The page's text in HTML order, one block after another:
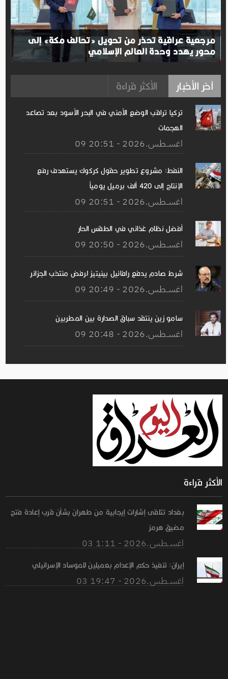
مرجعية عراقية تحذر من تحويل «تحالف مكة» إلى
محور يهدد وحدة العالم الإسلامي
آخر الأخبار الأكثر قراءة
تركيا تراقب الوضع الأمني ​​في البحر الأسود بعد تصاعد
الهجمات
09 اغســطس.2026 - 20:51
النفط: مشروع تطوير حقول كركوك يستهدف رفع
الإنتاج إلى 420 ألف برميل يومياً
09 اغســطس.2026 - 20:51
أفضل نظام غذائي في الطقس الحار
09 اغســطس.2026 - 20:50
شرط صادم يدفع رافائيل بينيتيز لرفض منتخب الجزائر
09 اغســطس.2026 - 20:49
سامو زين ينتقد سباق الصدارة بين المطربين
09 اغســطس.2026 - 20:48
الأكثر قراءة
بغداد تتلقى إشارات إيجابية من طهران بشأن قرب إعادة فتح
مضيق هرمز
03 اغســطس.2026 - 1:11
إيران: تنفيذ حكم الإعدام بعميلين للموساد الإسرائيلي
03 اغســطس.2026 - 19:47